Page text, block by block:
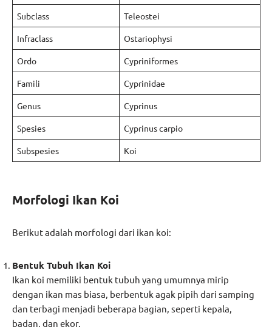
Subclass Teleostei
Infraclass Ostariophysi
Ordo Cypriniformes
Famili Cyprinidae
Genus Cyprinus
Spesies Cyprinus carpio
Subspesies Koi
Morfologi Ikan Koi
Berikut adalah morfologi dari ikan koi:
Bentuk Tubuh Ikan Koi
Ikan koi memiliki bentuk tubuh yang umumnya mirip
dengan ikan mas biasa, berbentuk agak pipih dari samping
dan terbagi menjadi beberapa bagian, seperti kepala,
badan, dan ekor.